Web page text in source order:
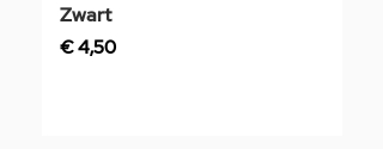
Zwart
Prijs
€ 4,50